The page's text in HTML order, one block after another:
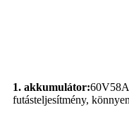
1. akkumulátor:
futásteljesítmény,